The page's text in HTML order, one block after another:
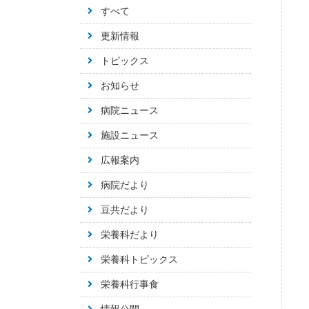
すべて
更新情報
トピックス
お知らせ
病院ニュース
施設ニュース
広報案内
病院だより
豆共だより
栄養科だより
栄養科トピックス
栄養科行事食